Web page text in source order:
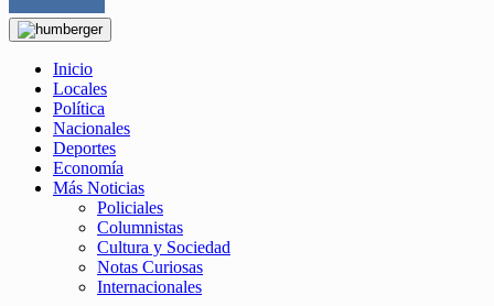
Inicio
Locales
Política
Nacionales
Deportes
Economía
Más Noticias
Policiales
Columnistas
Cultura y Sociedad
Notas Curiosas
Internacionales